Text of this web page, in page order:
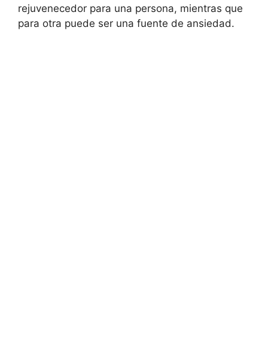
rejuvenecedor para una persona, mientras que
para otra puede ser una fuente de ansiedad.